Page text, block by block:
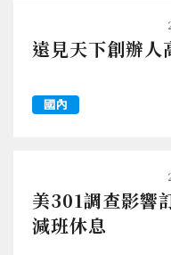
遠見天下創辦
國內
美301調查影響
減班休息